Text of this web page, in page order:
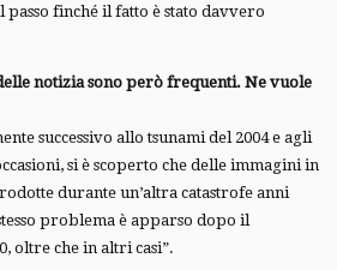
finché il fatto è stato davvero
notizia sono però frequenti. Ne vuole
successivo allo tsunami del 2004 e agli
si è scoperto che delle immagini in
durante un’altra catastrofe anni
problema è apparso dopo il
oltre che in altri casi”.